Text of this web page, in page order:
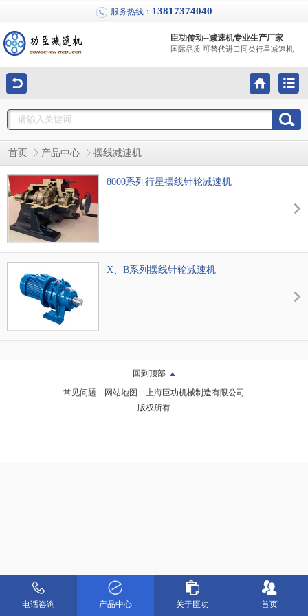
服务热线： 13817374040
臣功传动--减速机专业生产厂家
国际品质 可替代进口同类行星减速机
首页 产品中心 摆线减速机
8000系列行星摆线针轮减速机
X、B系列摆线针轮减速机
回到顶部
常见问题
网站地图
上海臣功机械制造有限公司
版权所有
电话咨询 产品中心 关于臣功 首页